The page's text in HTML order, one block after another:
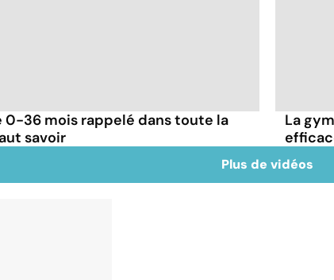
0-36 mois rappelé dans toute la
savoir
La
Plus de vidéos